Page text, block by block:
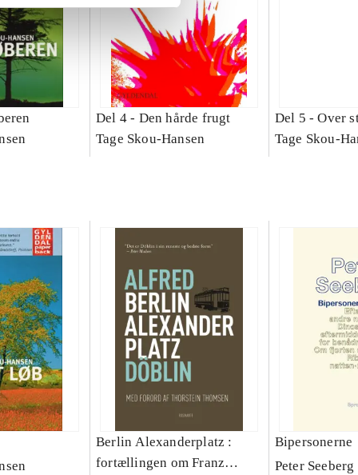
Del 4 - Den hårde frugt
Tage Skou-Hansen
Del 5 -Over
Tage Skou-
Berlin Alexanderplatz :
fortællingen om Franz
Bipersonerne
Peter